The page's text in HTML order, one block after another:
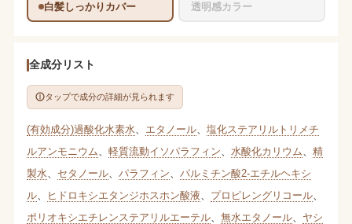
白髪しっかりカバー 透明感カラー
全成分リスト
タップで成分の詳細が見られます
(有効成分)過酸化水素水 エタノール、 塩化ステアリルトリメチ
ルアンモニウム
軽質流動イソパラフィン 水酸化カリウム
精
製水
セタノール、 パラフィン
パルミチン酸2-エチルヘキシ
ル、 ヒドロキシエタンジホスホン酸液 プロピレングリコール、
ポリオキシエチレンステアリルエーテル、 無水エタノール、 ヤシ